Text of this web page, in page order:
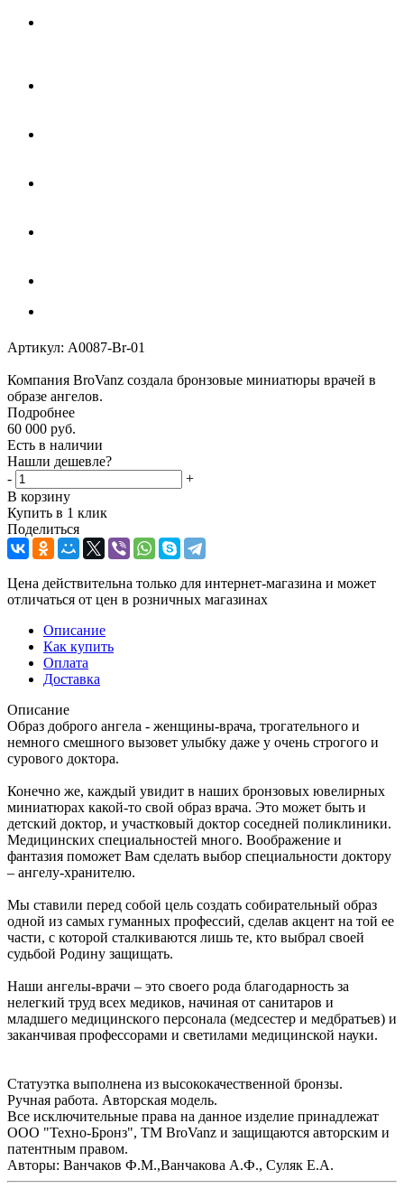
Артикул: A0087-Br-01
Компания BroVanz создала бронзовые миниатюры врачей в
образе ангелов.
Подробнее
60 000 руб.
Есть в наличии
Нашли дешевле?
-
+
В корзину
Купить в 1 клик
Поделиться
Цена действительна только для интернет-магазина и может
отличаться от цен в розничных магазинах
Описание
Как купить
Оплата
Доставка
Описание
Образ доброго ангела - женщины-врача, трогательного и
немного смешного вызовет улыбку даже у очень строгого и
сурового доктора.
Конечно же, каждый увидит в наших бронзовых ювелирных
миниатюрах какой-то свой образ врача. Это может быть и
детский доктор, и участковый доктор соседней поликлиники.
Медицинских специальностей много. Воображение и
фантазия поможет Вам сделать выбор специальности доктору
– ангелу-хранителю.
Мы ставили перед собой цель создать собирательный образ
одной из самых гуманных профессий, сделав акцент на той ее
части, с которой сталкиваются лишь те, кто выбрал своей
судьбой Родину защищать.
Наши ангелы-врачи – это своего рода благодарность за
нелегкий труд всех медиков, начиная от санитаров и
младшего медицинского персонала (медсестер и медбратьев) и
заканчивая профессорами и светилами медицинской науки.
Статуэтка выполнена из высококачественной бронзы.
Ручная работа. Авторская модель.
Все исключительные права на данное изделие принадлежат
ООО "Техно-Бронз", ТМ BroVanz и защищаются авторским и
патентным правом.
Авторы: Ванчаков Ф.М.,Ванчакова А.Ф., Суляк Е.А.